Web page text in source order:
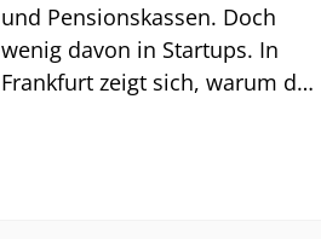
und Pensionskassen. Doch
wenig davon in Startups. In
Frankfurt zeigt sich, warum das